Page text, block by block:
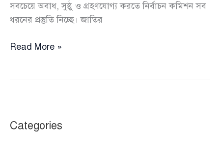
সবচেয়ে অবাধ, সুষ্ঠু ও গ্রহণযোগ্য করতে নির্বাচন কমিশন সব
ধরনের প্রস্তুতি নিচ্ছে। জাতির
ডিসেম্বর
নির্বাচন:
Read More »
Categories